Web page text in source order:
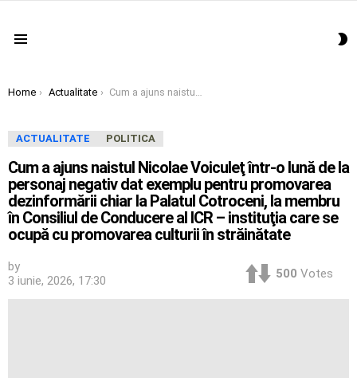
You are here:
Home Actualitate Cum a ajuns naistul Nicolae Voiculeţ într-o lună de la personaj negativ dat exemplu pentru promovarea dezinformării chiar la Palatul Cotroceni, la membru în Consiliul de Conducere al ICR – instituţia care se ocupă cu promovarea culturii în străinătate
ACTUALITATE POLITICA
Cum a ajuns naistul Nicolae Voiculeţ într-o lună de la
personaj negativ dat exemplu pentru promovarea
dezinformării chiar la Palatul Cotroceni, la membru
în Consiliul de Conducere al ICR – instituţia care se
ocupă cu promovarea culturii în străinătate
by
3 iunie, 2026, 17:30
500 Votes